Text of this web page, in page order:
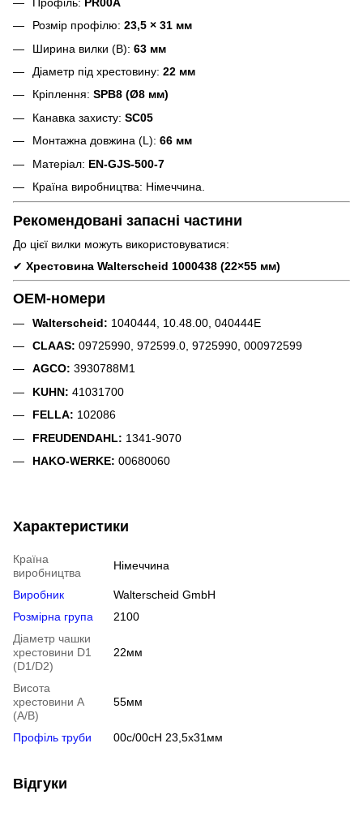
Розмір профілю: 23,5 × 31 мм
Ширина вилки (B): 63 мм
Діаметр під хрестовину: 22 мм
Кріплення: SPB8 (Ø8 мм)
Канавка захисту: SC05
Монтажна довжина (L): 66 мм
Матеріал: EN-GJS-500-7
Країна виробництва: Німеччина.
Рекомендовані запасні частини
До цієї вилки можуть використовуватися:
✔ Хрестовина Walterscheid 1000438 (22×55 мм)
OEM-номери
Walterscheid: 1040444, 10.48.00, 040444E
CLAAS: 09725990, 972599.0, 9725990, 000972599
AGCO: 3930788M1
KUHN: 41031700
FELLA: 102086
FREUDENDAHL: 1341-9070
HAKO-WERKE: 00680060
Характеристики
Країна
виробництва
Німеччина
Виробник
Walterscheid GmbH
Розмірна група
2100
Діаметр чашки
хрестовини D1
(D1/D2)
22мм
Висота
хрестовини A
(A/B)
55мм
Профіль труби 00c/00cH 23,5х31мм
Відгуки